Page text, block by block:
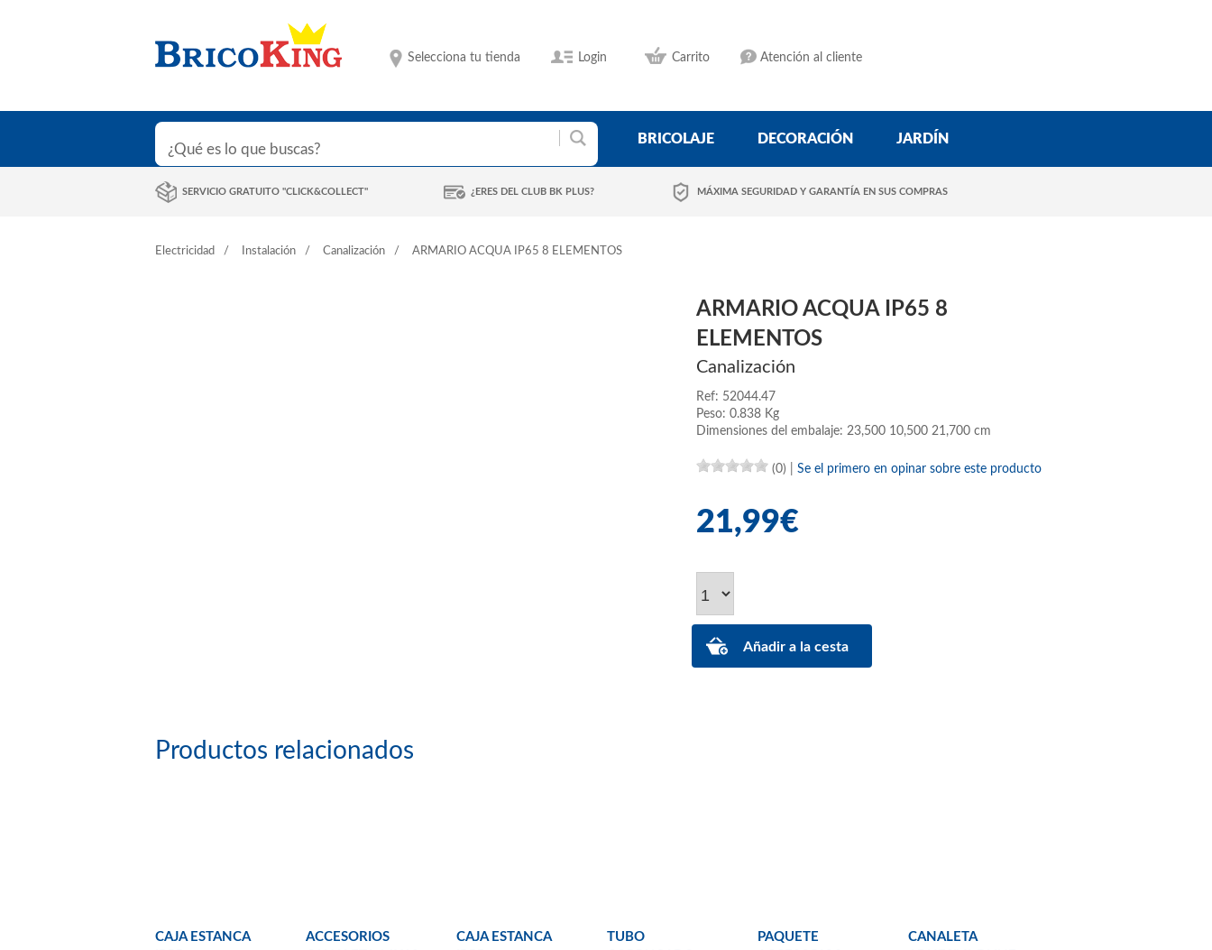
Selecciona tu tienda Login Carrito Atención al cliente
BRICOLAJE DECORACIÓN JARDÍN
SERVICIO GRATUITO "CLICK&COLLECT" ¿ERES DEL CLUB BK PLUS? MÁXIMA SEGURIDAD Y GARANTÍA EN SUS COMPRAS
Electricidad Instalación Canalización ARMARIO ACQUA IP65 8 ELEMENTOS
ARMARIO ACQUA IP65 8
ELEMENTOS
Canalización
Ref: 52044.47
Peso: 0.838 Kg
Dimensiones del embalaje: 23,500 10,500 21,700 cm
(0) Se el primero en opinar sobre este producto
21,99€
Productos relacionados
CAJA ESTANCA
ACCESORIOS
CAJA ESTANCA
TUBO
PAQUETE
CANALETA